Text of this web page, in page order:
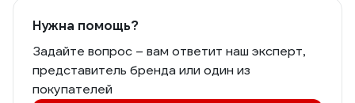
Нужна помощь?
Задайте вопрос – вам ответит наш эксперт,
представитель бренда или один из
покупателей